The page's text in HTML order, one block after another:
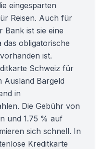
eingesparten
Reisen. Auch für
Bank ist sie eine
das obligatorische
ist.
Schweiz für
Ausland Bargeld
in
Die Gebühr von
und 1.75 % auf
sich schnell. In
Kreditkarte